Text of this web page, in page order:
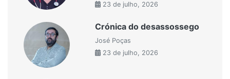
23 de julho, 2026
Crónica do desassossego
José Poças
23 de julho, 2026